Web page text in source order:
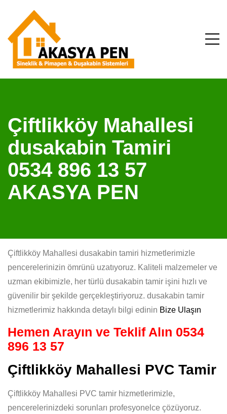
Çiftlikköy Mahallesi
dusakabin Tamiri
0534 896 13 57
AKASYA PEN
Çiftlikköy Mahallesi dusakabin tamiri hizmetlerimizle
pencerelerinizin ömrünü uzatıyoruz. Kaliteli malzemeler ve
uzman ekibimizle, her türlü dusakabin tamir işini hızlı ve
güvenilir bir şekilde gerçekleştiriyoruz. dusakabin tamir
hizmetlerimiz hakkında detaylı bilgi edinin Bize Ulaşın
Hemen Arayın ve Teklif Alın 0534
896 13 57
Çiftlikköy Mahallesi PVC Tamir
Çiftlikköy Mahallesi PVC tamir hizmetlerimizle,
pencerelerinizdeki sorunları profesyonelce çözüyoruz.